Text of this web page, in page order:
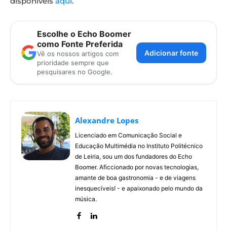
Escolhe o Echo Boomer
como Fonte Preferida
Vê os nossos artigos com
prioridade sempre que
pesquisares no Google.
Adicionar fonte
Alexandre Lopes
Licenciado em Comunicação Social e
Educação Multimédia no Instituto Politécnico
de Leiria, sou um dos fundadores do Echo
Boomer. Aficcionado por novas tecnologias,
amante de boa gastronomia - e de viagens
inesquecíveis! - e apaixonado pelo mundo da
música.